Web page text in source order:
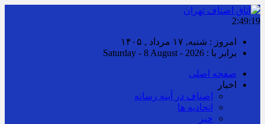
2:49:20
امروز : شنبه, ۱۷ مرداد , ۱۴۰۵
برابر با : Saturday - 8 August - 2026
صفحه اصلی
اخبار
اصناف در آینه رسانه
اتحادیه ها
خبر